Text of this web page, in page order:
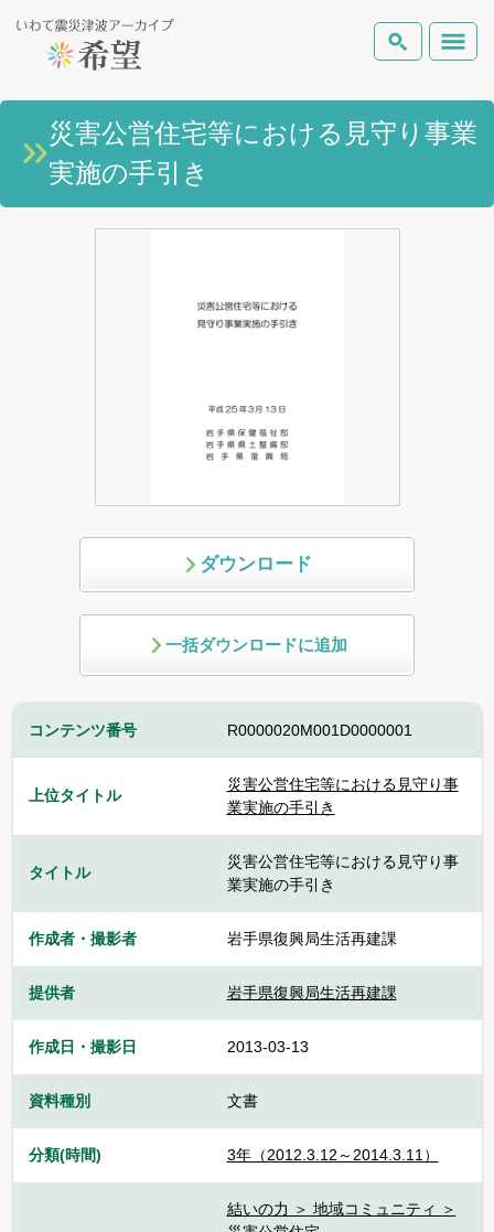
いわて震災津波アーカイブとは
岩手県の被害状況
検索
災害公営住宅等における見守り事業
実施の手引き
ダウンロード
一括ダウンロードに追加
コンテンツ番号 R0000020M001D0000001
上位タイトル
災害公営住宅等における見守り事
業実施の手引き
タイトル
災害公営住宅等における見守り事
業実施の手引き
作成者・撮影者 岩手県復興局生活再建課
提供者 岩手県復興局生活再建課
作成日・撮影日 2013-03-13
資料種別 文書
分類(時間) 3年（2012.3.12～2014.3.11）
結いの力 ＞ 地域コミュニティ ＞